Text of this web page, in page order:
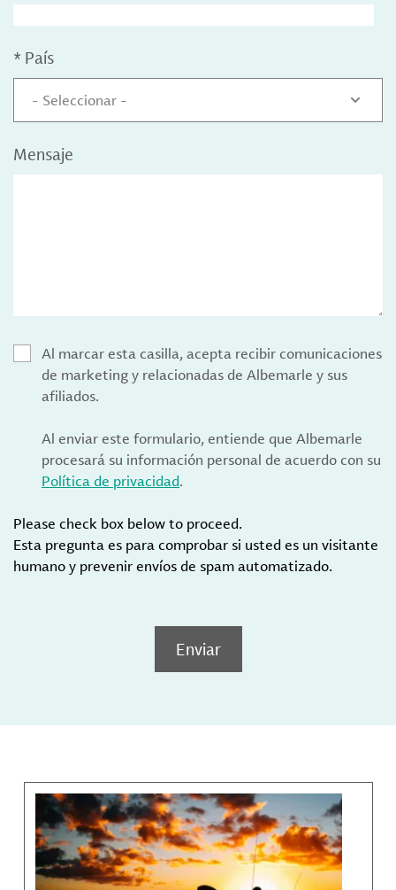
* País
- Seleccionar -
Mensaje
Al marcar esta casilla, acepta recibir comunicaciones
de marketing y relacionadas de Albemarle y sus
afiliados.
Al enviar este formulario, entiende que Albemarle
procesará su información personal de acuerdo con su
Política de privacidad.
Please check box below to proceed.
Esta pregunta es para comprobar si usted es un visitante
humano y prevenir envíos de spam automatizado.
Enviar